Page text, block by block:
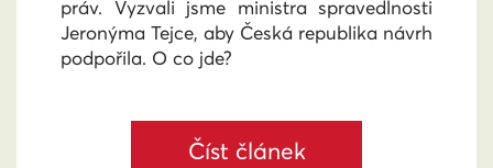
práv. Vyzvali jsme ministra spravedlnosti
Jeronýma Tejce, aby Česká republika návrh
podpořila. O co jde?
Číst článek